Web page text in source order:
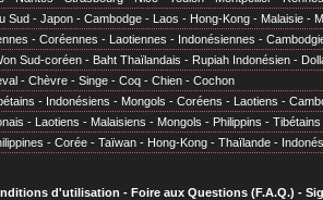
Sud - Japon - Cambodge - Laos - Hong-Kong - Malaisie -
- Coréennes - Laotiennes - Indonésiennes -
Sud-coréen - Baht Thaïlandais - Rupiah Indonésien -
- Chèvre - Singe - Coq - Chien - Cochon
- Indonésiens - Mongols - Coréens - Laotiens -
- Laotiens - Malaisiens - Mongols - Philippins - Tibétains
- Corée - Taïwan - Hong-Kong - Thaïlande -
d'utilisation - Foire aux Questions (F.A.Q.) -